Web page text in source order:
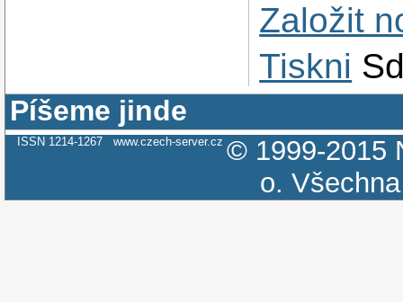
Založit
Tiskni
Píšeme jinde
ISSN 1214-1267 www.czech-server.cz © 1999-2015
o.